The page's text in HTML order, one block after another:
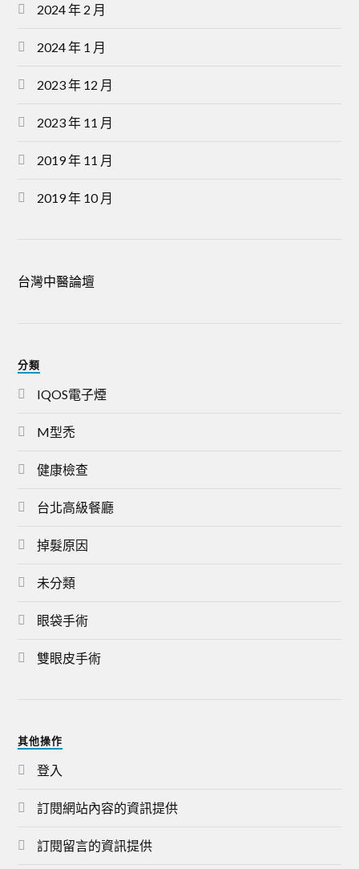
2024 年 2 月
2024 年 1 月
2023 年 12 月
2023 年 11 月
2019 年 11 月
2019 年 10 月
台灣中醫論壇
分類
IQOS電子煙
M型禿
健康檢查
台北高級餐廳
掉髮原因
未分類
眼袋手術
雙眼皮手術
其他操作
登入
訂閱網站內容的資訊提供
訂閱留言的資訊提供